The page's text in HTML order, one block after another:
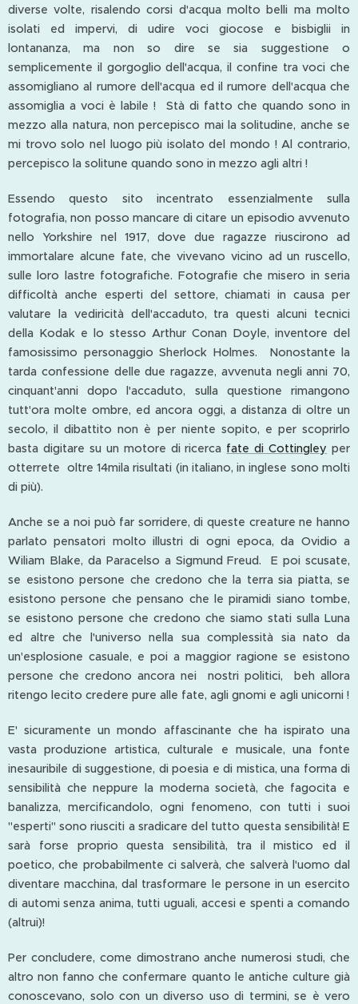
diverse volte, risalendo corsi d'acqua molto belli ma molto
isolati ed impervi, di udire voci giocose e bisbiglii in
lontananza, ma non so dire se sia suggestione o
semplicemente il gorgoglio dell'acqua, il confine tra voci che
assomigliano al rumore dell'acqua ed il rumore dell'acqua che
assomiglia a voci è labile ! Stà di fatto che quando sono in
mezzo alla natura, non percepisco mai la solitudine, anche se
mi trovo solo nel luogo più isolato del mondo ! Al contrario,
percepisco la solitune quando sono in mezzo agli altri !
Essendo questo sito incentrato essenzialmente sulla
fotografia, non posso mancare di citare un episodio avvenuto
nello Yorkshire nel 1917, dove due ragazze riuscirono ad
immortalare alcune fate, che vivevano vicino ad un ruscello,
sulle loro lastre fotografiche. Fotografie che misero in seria
difficoltà anche esperti del settore, chiamati in causa per
valutare la vediricità dell'accaduto, tra questi alcuni tecnici
della Kodak e lo stesso Arthur Conan Doyle, inventore del
famosissimo personaggio Sherlock Holmes. Nonostante la
tarda confessione delle due ragazze, avvenuta negli anni 70,
cinquant'anni dopo l'accaduto, sulla questione rimangono
tutt'ora molte ombre, ed ancora oggi, a distanza di oltre un
secolo, il dibattito non è per niente sopito, e per scoprirlo
basta digitare su un motore di ricerca fate di Cottingley per
otterrete oltre 14mila risultati (in italiano, in inglese sono molti
di più).
Anche se a noi può far sorridere, di queste creature ne hanno
parlato pensatori molto illustri di ogni epoca, da Ovidio a
Wiliam Blake, da Paracelso a Sigmund Freud. E poi scusate,
se esistono persone che credono che la terra sia piatta, se
esistono persone che pensano che le piramidi siano tombe,
se esistono persone che credono che siamo stati sulla Luna
ed altre che l'universo nella sua complessità sia nato da
un'esplosione casuale, e poi a maggior ragione se esistono
persone che credono ancora nei nostri politici, beh allora
ritengo lecito credere pure alle fate, agli gnomi e agli unicorni !
E' sicuramente un mondo affascinante che ha ispirato una
vasta produzione artistica, culturale e musicale, una fonte
inesauribile di suggestione, di poesia e di mistica, una forma di
sensibilità che neppure la moderna società, che fagocita e
banalizza, mercificandolo, ogni fenomeno, con tutti i suoi
"esperti" sono riusciti a sradicare del tutto questa sensibilità! E
sarà forse proprio questa sensibilità, tra il mistico ed il
poetico, che probabilmente ci salverà, che salverà l'uomo dal
diventare macchina, dal trasformare le persone in un esercito
di automi senza anima, tutti uguali, accesi e spenti a comando
(altrui)!
Per concludere, come dimostrano anche numerosi studi, che
altro non fanno che confermare quanto le antiche culture già
conoscevano, solo con un diverso uso di termini, se è vero